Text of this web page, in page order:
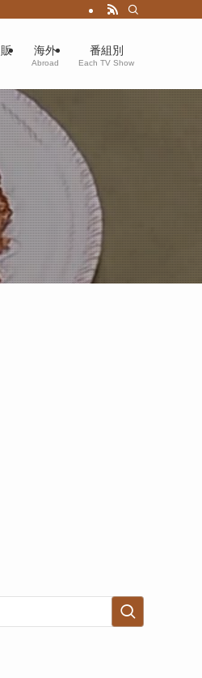
海外
Abroad
番組別
Each TV Show